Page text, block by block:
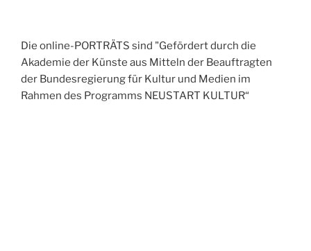
Die online-PORTRÄTS sind "Gefördert durch die
Akademie der Künste aus Mitteln der Beauftragten
der Bundesregierung für Kultur und Medien im
Rahmen des Programms NEUSTART KULTUR“